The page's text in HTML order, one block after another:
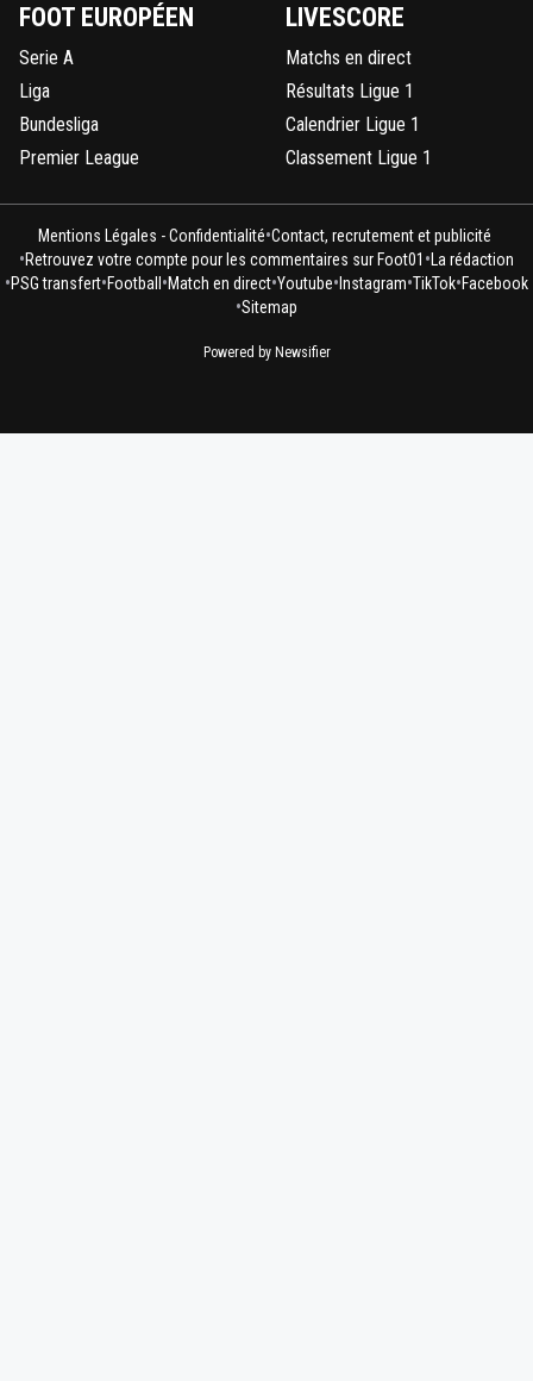
FOOT EUROPÉEN
Serie A
Liga
Bundesliga
Premier League
LIVESCORE
Matchs en direct
Résultats Ligue 1
Calendrier Ligue 1
Classement Ligue 1
Mentions Légales - Confidentialité•Contact, recrutement et publicité
•Retrouvez votre compte pour les commentaires sur Foot01 • La rédaction
•PSG transfert•Football •Match en direct•Youtube• Instagram•TikTok•Facebook
•Sitemap
Powered by Newsifier